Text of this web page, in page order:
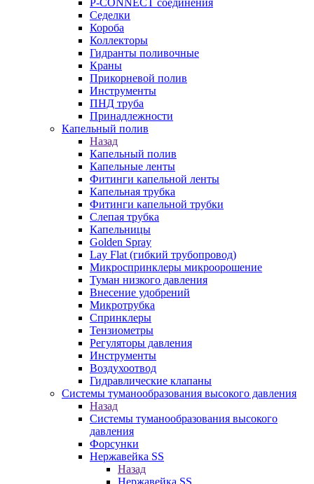
P-CONNECT соединения
Седелки
Короба
Коллекторы
Гидранты поливочные
Краны
Прикорневой полив
Инструменты
ПНД труба
Принадлежности
Капельный полив
Назад
Капельный полив
Капельные ленты
Фитинги капельной ленты
Капельная трубка
Фитинги капельной трубки
Слепая трубка
Капельницы
Golden Spray
Lay Flat (гибкий трубопровод)
Микроспринклеры микроорошение
Туман низкого давления
Внесение удобрений
Микротрубка
Спринклеры
Тензиометры
Регуляторы давления
Инструменты
Воздухоотвод
Гидравлические клапаны
Системы туманообразования высокого давления
Назад
Системы туманообразования высокого
давления
Форсунки
Нержавейка SS
Назад
Нержавейка SS